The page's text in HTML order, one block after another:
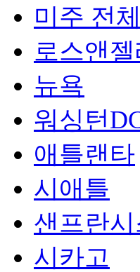
미주 전체
로스앤
뉴욕
워싱턴
애틀랜타
시애틀
샌프란시
시카고